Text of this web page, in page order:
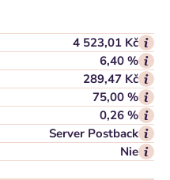
4 523,01 Kč
6,40 %
289,47 Kč
75,00 %
0,26 %
Server Postback
Nie